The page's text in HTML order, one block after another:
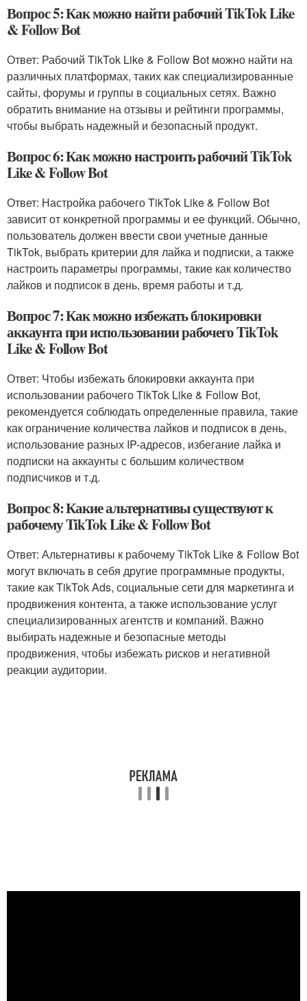
Вопрос 5: Как можно найти рабочий TikTok Like
& Follow Bot
Ответ: Рабочий TikTok Like & Follow Bot можно найти на
различных платформах, таких как специализированные
сайты, форумы и группы в социальных сетях. Важно
обратить внимание на отзывы и рейтинги программы,
чтобы выбрать надежный и безопасный продукт.
Вопрос 6: Как можно настроить рабочий TikTok
Like & Follow Bot
Ответ: Настройка рабочего TikTok Like & Follow Bot
зависит от конкретной программы и ее функций. Обычно,
пользователь должен ввести свои учетные данные
TikTok, выбрать критерии для лайка и подписки, а также
настроить параметры программы, такие как количество
лайков и подписок в день, время работы и т.д.
Вопрос 7: Как можно избежать блокировки
аккаунта при использовании рабочего TikTok
Like & Follow Bot
Ответ: Чтобы избежать блокировки аккаунта при
использовании рабочего TikTok Like & Follow Bot,
рекомендуется соблюдать определенные правила, такие
как ограничение количества лайков и подписок в день,
использование разных IP-адресов, избегание лайка и
подписки на аккаунты с большим количеством
подписчиков и т.д.
Вопрос 8: Какие альтернативы существуют к
рабочему TikTok Like & Follow Bot
Ответ: Альтернативы к рабочему TikTok Like & Follow Bot
могут включать в себя другие программные продукты,
такие как TikTok Ads, социальные сети для маркетинга и
продвижения контента, а также использование услуг
специализированных агентств и компаний. Важно
выбирать надежные и безопасные методы
продвижения, чтобы избежать рисков и негативной
реакции аудитории.